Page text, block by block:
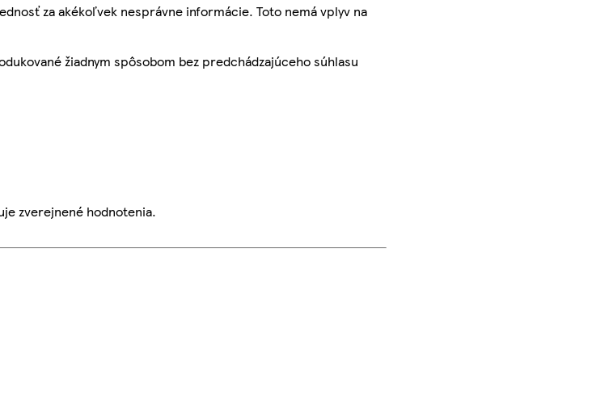
za akékoľvek nesprávne informácie. Toto nemá vplyv na
žiadnym spôsobom bez predchádzajúceho súhlasu
zverejnené hodnotenia.